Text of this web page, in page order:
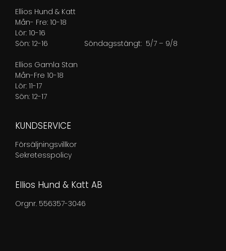
Ellios Hund & Katt
Mån- Fre: 10-18
Lör: 10-16
Sön: 12-16 Söndagsstängt: 5/7 – 9/8
Ellios Gamla Stan
Mån-Fre 10-18
Lör: 11-17
Sön: 12-17
KUNDSERVICE
Försäljningsvillkor
Sekretesspolicy
Ellios Hund & Katt AB
Orgnr. 556357-3046